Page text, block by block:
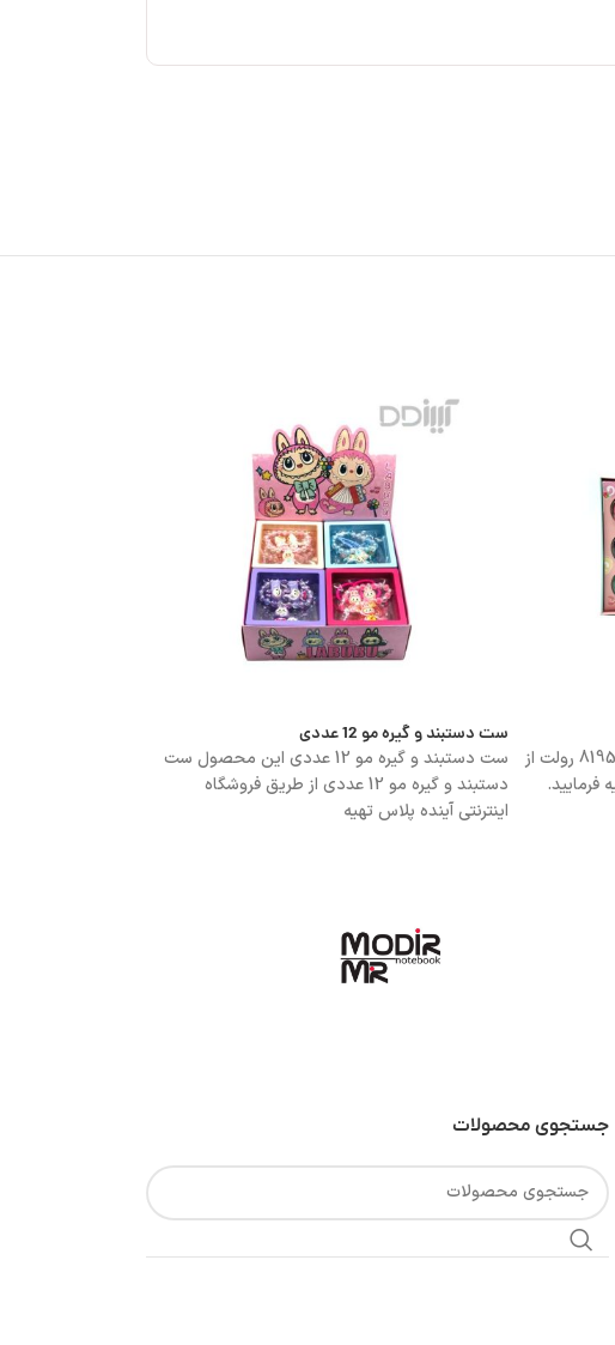
پاکن 8195 رولت این محصول پاکن 8195 رولت از
فرمایید.
ست دستبند و گیره مو 12 عددی
ست دستبند و گیره مو 12 عددی این محصول ست
دستبند و گیره مو 12 عددی از طریق فروشگاه
اینترنتی آینده پلاس تهیه
جستجوی محصولات